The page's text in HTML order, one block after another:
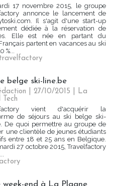
17 novembre 2015, le groupe
annonce le lancement de
Il s'agit d'une start-up
dédiée à la réservation de
Elle est née en partant du
partent en vacances au ski
%...
travelfactory
belge ski-line.be
| 27/10/2015
La
Tech
vient d'acquérir la
de séjours au ski belge ski-
De quoi permettre au groupe de
une clientèle de jeunes étudiants
entre 18 et 25 ans en Belgique.
27 octobre 2015, Travelfactory
week-end à La Plagne